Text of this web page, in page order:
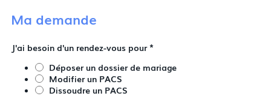
Ma demande
J'ai besoin d'un rendez-vous pour *
Déposer un dossier de mariage
Modifier un PACS
Dissoudre un PACS